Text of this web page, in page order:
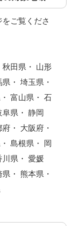
ご覧くださ
秋田県・ 山形
・ 埼玉県・
富山県・ 石
県・ 静岡
・ 大阪府・
島根県・ 岡
川県・ 愛媛
・ 熊本県・